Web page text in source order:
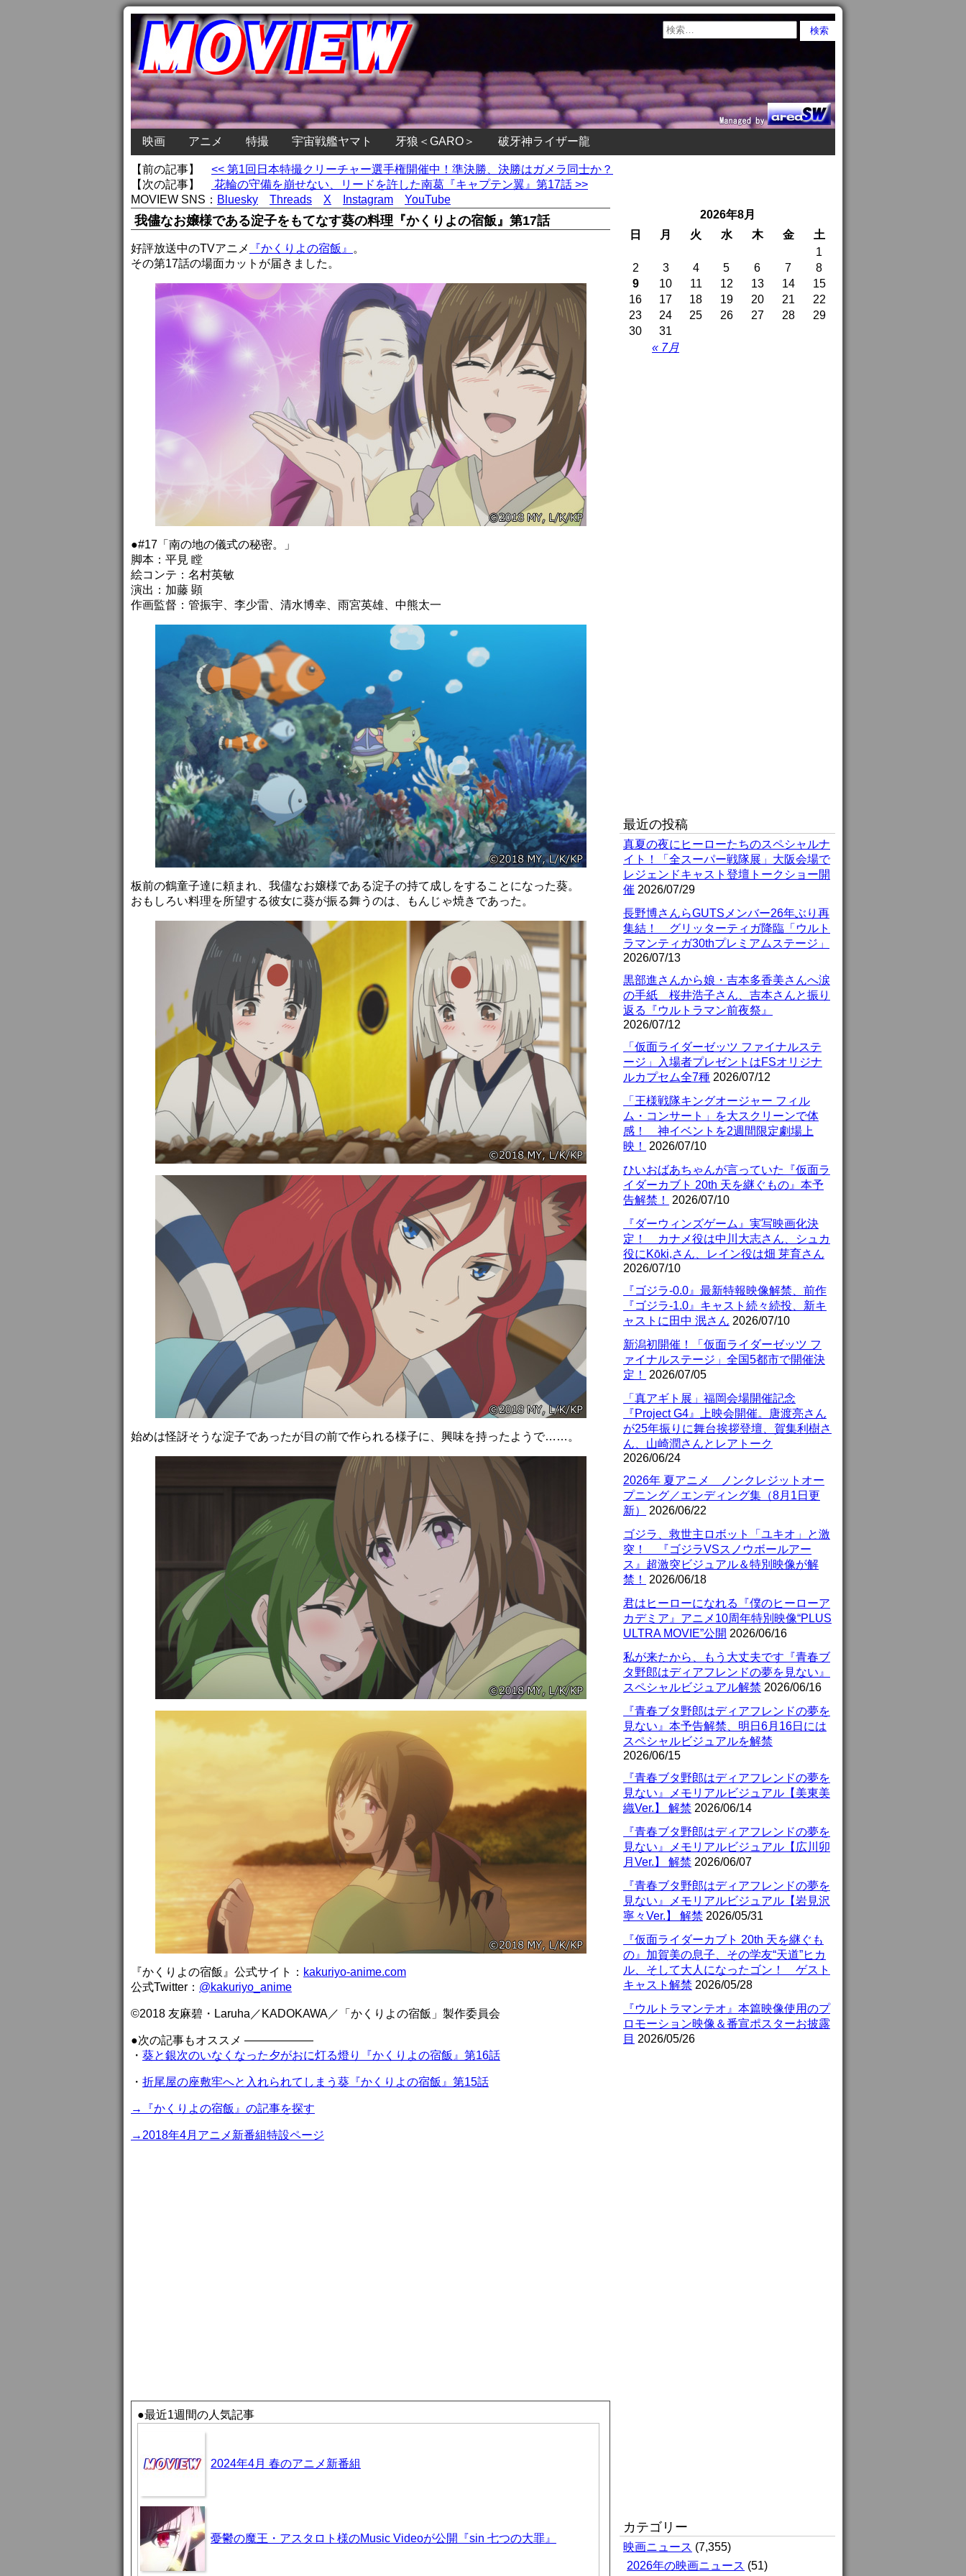
映画 アニメ 特撮 宇宙戦艦ヤマト 牙狼＜GARO＞ 破牙神ライザー龍
【前の記事】 << 第1回日本特撮クリーチャー選手権開催中！準決勝、決勝はガメラ同士か？
【次の記事】
花輪の守備を崩せない、リードを許した南葛『キャプテン翼』第17話 >>
MOVIEW SNS： Bluesky Threads X Instagram YouTube
我儘なお嬢様である淀子をもてなす葵の料理『かくりよの宿飯』第17話
好評放送中のTVアニメ 『かくりよの宿飯』
。
その第17話の場面カットが届きました。
●#17「南の地の儀式の秘密。」
脚本：平見 瞠
絵コンテ：名村英敏
演出：加藤 顕
作画監督：管振宇、李少雷、清水博幸、雨宮英雄、中熊太一
板前の鶴童子達に頼まれ、我儘なお嬢様である淀子の持て成しをすることになった葵。
おもしろい料理を所望する彼女に葵が振る舞うのは、もんじゃ焼きであった。
始めは怪訝そうな淀子であったが目の前で作られる様子に、興味を持ったようで……。
『かくりよの宿飯』公式サイト： kakuriyo-anime.com
公式Twitter： @kakuriyo_anime
©2018 友麻碧・Laruha／KADOKAWA／「かくりよの宿飯」製作委員会
●次の記事もオススメ ——————
・ 葵と銀次のいなくなった夕がおに灯る燈り『かくりよの宿飯』第16話
・ 折尾屋の座敷牢へと入れられてしまう葵『かくりよの宿飯』第15話
→『かくりよの宿飯』の記事を探す
→2018年4月アニメ新番組特設ページ
●最近1週間の人気記事
2024年4月 春のアニメ新番組
憂鬱の魔王・アスタロト様のMusic Videoが公開『sin 七つの大罪』
2026年8月
日
月 火 水 木 金 土
« 7月
1
2
3 4 5 6 7
8
9
10 11 12 13 14
15
16
17 18 19 20 21
22
23
24 25 26 27 28
29
30
31
最近の投稿
真夏の夜にヒーローたちのスペシャルナ
イト！「全スーパー戦隊展」大阪会場で
レジェンドキャスト登壇トークショー開
催 2026/07/29
長野博さんらGUTSメンバー26年ぶり再
集結！ グリッターティガ降臨「ウルト
ラマンティガ30thプレミアムステージ」
2026/07/13
黒部進さんから娘・吉本多香美さんへ涙
の手紙 桜井浩子さん、吉本さんと振り
返る『ウルトラマン前夜祭』
2026/07/12
「仮面ライダーゼッツ ファイナルステ
ージ」入場者プレゼントはFSオリジナ
ルカプセム全7種 2026/07/12
「王様戦隊キングオージャー フィル
ム・コンサート」を大スクリーンで体
感！ 神イベントを2週間限定劇場上
映！
2026/07/10
ひいおばあちゃんが言っていた『仮面ラ
イダーカブト 20th 天を継ぐもの』本予
告解禁！
2026/07/10
『ダーウィンズゲーム』実写映画化決
定！ カナメ役は中川大志さん、シュカ
役にKōki,さん、レイン役は畑 芽育さん
2026/07/10
『ゴジラ-0.0』最新特報映像解禁、前作
『ゴジラ-1.0』キャスト続々続投、新キ
ャストに田中 泯さん 2026/07/10
新潟初開催！「仮面ライダーゼッツ フ
ァイナルステージ」全国5都市で開催決
定！
2026/07/05
「真アギト展」福岡会場開催記念
『Project G4』上映会開催。唐渡亮さん
が25年振りに舞台挨拶登壇、賀集利樹さ
ん、山崎潤さんとレアトーク
2026/06/24
2026年 夏アニメ ノンクレジットオー
プニング／エンディング集（8月1日更
新）
2026/06/22
ゴジラ、救世主ロボット「ユキオ」と激
突！ 『ゴジラVSスノウボールアー
ス』超激突ビジュアル＆特別映像が解
禁！
2026/06/18
君はヒーローになれる『僕のヒーローア
カデミア』アニメ10周年特別映像“PLUS
ULTRA MOVIE”公開 2026/06/16
私が来たから、もう大丈夫です『青春ブ
タ野郎はディアフレンドの夢を見ない』
スペシャルビジュアル解禁 2026/06/16
『青春ブタ野郎はディアフレンドの夢を
見ない』本予告解禁、明日6月16日には
スペシャルビジュアルを解禁
2026/06/15
『青春ブタ野郎はディアフレンドの夢を
見ない』メモリアルビジュアル【美東美
織Ver.】 解禁 2026/06/14
『青春ブタ野郎はディアフレンドの夢を
見ない』メモリアルビジュアル【広川卯
月Ver.】 解禁 2026/06/07
『青春ブタ野郎はディアフレンドの夢を
見ない』メモリアルビジュアル【岩見沢
寧々Ver.】 解禁 2026/05/31
『仮面ライダーカブト 20th 天を継ぐも
の』加賀美の息子、その学友“天道”ヒカ
ル、そして大人になったゴン！ ゲスト
キャスト解禁 2026/05/28
『ウルトラマンテオ』本篇映像使用のプ
ロモーション映像＆番宣ポスターお披露
目 2026/05/26
カテゴリー
映画ニュース (7,355)
2026年の映画ニュース (51)